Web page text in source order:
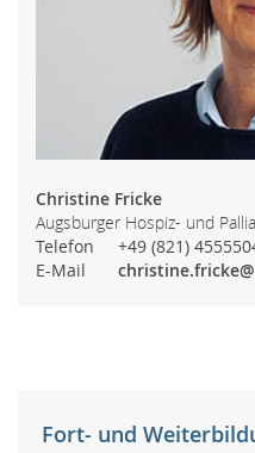
Christine Fricke
Augsburger Hospiz- und
Telefon
+49 (821)
E-Mail
Fort- und